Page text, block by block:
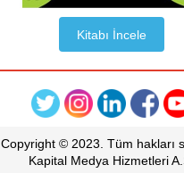
Kitabı İncele
Copyright © 2023. Tüm hakları
Kapital Medya Hizmetleri